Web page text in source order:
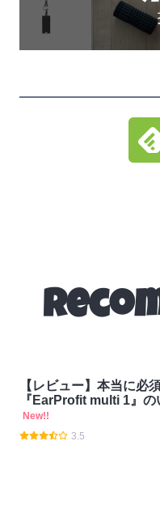
【レビュー】本当に必
『EarProfit multi 1』の
New!!
3.5